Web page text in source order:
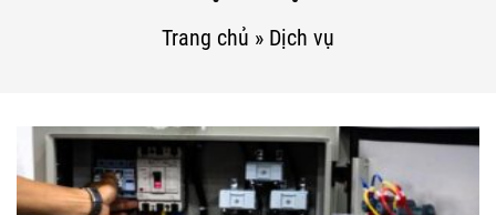
Trang chủ » Dịch vụ